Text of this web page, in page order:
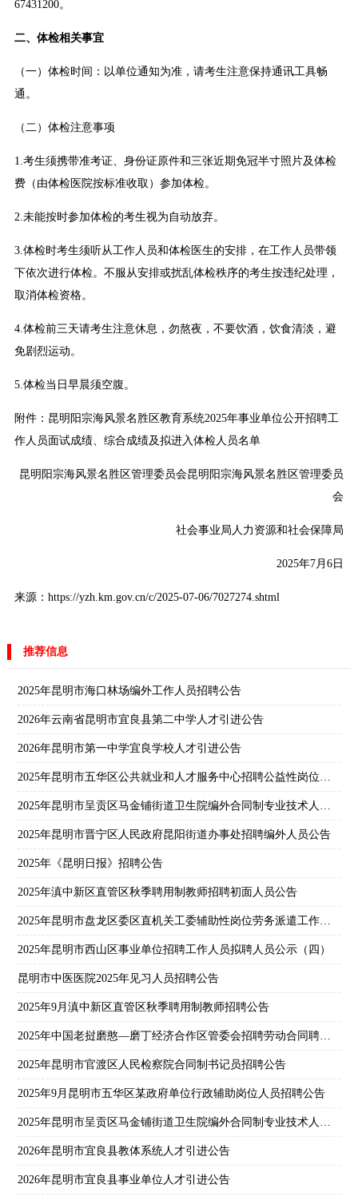
67431200。
二、体检相关事宜
（一）体检时间：以单位通知为准，请考生注意保持通讯工具畅
通。
（二）体检注意事项
1.考生须携带准考证、身份证原件和三张近期免冠半寸照片及体检
费（由体检医院按标准收取）参加体检。
2.未能按时参加体检的考生视为自动放弃。
3.体检时考生须听从工作人员和体检医生的安排，在工作人员带领
下依次进行体检。不服从安排或扰乱体检秩序的考生按违纪处理，
取消体检资格。
4.体检前三天请考生注意休息，勿熬夜，不要饮酒，饮食清淡，避
免剧烈运动。
5.体检当日早晨须空腹。
附件：昆明阳宗海风景名胜区教育系统2025年事业单位公开招聘工
作人员面试成绩、综合成绩及拟进入体检人员名单
昆明阳宗海风景名胜区管理委员会昆明阳宗海风景名胜区管理委员
会
社会事业局人力资源和社会保障局
2025年7月6日
来源：https://yzh.km.gov.cn/c/2025-07-06/7027274.shtml
推荐信息
2025年昆明市海口林场编外工作人员招聘公告
2026年云南省昆明市宜良县第二中学人才引进公告
2026年昆明市第一中学宜良学校人才引进公告
2025年昆明市五华区公共就业和人才服务中心招聘公益性岗位人员公告
2025年昆明市呈贡区马金铺街道卫生院编外合同制专业技术人员招聘笔试公告
2025年昆明市晋宁区人民政府昆阳街道办事处招聘编外人员公告
2025年《昆明日报》招聘公告
2025年滇中新区直管区秋季聘用制教师招聘初面人员公告
2025年昆明市盘龙区委区直机关工委辅助性岗位劳务派遣工作人员招聘公告
2025年昆明市西山区事业单位招聘工作人员拟聘人员公示（四）
昆明市中医医院2025年见习人员招聘公告
2025年9月滇中新区直管区秋季聘用制教师招聘公告
2025年中国老挝磨憨—磨丁经济合作区管委会招聘劳动合同聘用人员公告
2025年昆明市官渡区人民检察院合同制书记员招聘公告
2025年9月昆明市五华区某政府单位行政辅助岗位人员招聘公告
2025年昆明市呈贡区马金铺街道卫生院编外合同制专业技术人员招聘公告
2026年昆明市宜良县教体系统人才引进公告
2026年昆明市宜良县事业单位人才引进公告